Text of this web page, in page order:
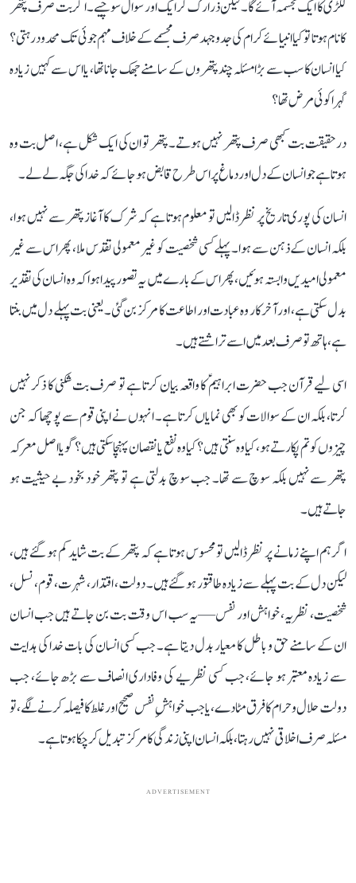
لکڑی کا ایک مجسمہ آئے گا۔ لیکن ذرا رک کر ایک اور سوال سوچیے۔ اگر بت صرف پتھر
کا نام ہوتا تو کیا انبیائے کرام کی جدوجہد صرف مجسمے کے خلاف مہم جوئی تک محدود رہتی؟
کیا انسان کا سب سے بڑا مسئلہ چند پتھروں کے سامنے جھک جانا تھا، یا اس سے کہیں زیادہ
گہرا کوئی مرض تھا؟
درحقیقت بت کبھی صرف پتھر نہیں ہوتے۔ پتھر تو ان کی ایک شکل ہے، اصل بت وہ
ہوتا ہے جو انسان کے دل اور دماغ پر اس طرح قابض ہو جائے کہ خدا کی جگہ لے لے۔
انسان کی پوری تاریخ پر نظر ڈالیں تو معلوم ہوتا ہے کہ شرک کا آغاز پتھر سے نہیں ہوا،
بلکہ انسان کے ذہن سے ہوا۔ پہلے کسی شخصیت کو غیر معمولی تقدس ملا، پھر اس سے غیر
معمولی امیدیں وابستہ ہوئیں، پھر اس کے بارے میں یہ تصور پیدا ہوا کہ وہ انسان کی تقدیر
بدل سکتی ہے، اور آخرکار وہ عبادت اور اطاعت کا مرکز بن گئی۔ یعنی بت پہلے دل میں بنتا
ہے، ہاتھ تو صرف بعد میں اسے تراشتے ہیں۔
اسی لیے قرآن جب حضرت ابراہیمؑ کا واقعہ بیان کرتا ہے تو صرف بت شکنی کا ذکر نہیں
کرتا، بلکہ ان کے سوالات کو بھی نمایاں کرتا ہے۔ انہوں نے اپنی قوم سے پوچھا کہ جن
چیزوں کو تم پکارتے ہو، کیا وہ سنتی ہیں؟ کیا وہ نفع یا نقصان پہنچا سکتی ہیں؟ گویا اصل معرکہ
پتھر سے نہیں بلکہ سوچ سے تھا۔ جب سوچ بدلتی ہے تو پتھر خود بخود بے حیثیت ہو
جاتے ہیں۔
اگر ہم اپنے زمانے پر نظر ڈالیں تو محسوس ہوتا ہے کہ پتھر کے بت شاید کم ہو گئے ہیں،
لیکن دل کے بت پہلے سے زیادہ طاقتور ہو گئے ہیں۔ دولت، اقتدار، شہرت، قوم، نسل،
شخصیت، نظریہ، خواہش اور نفس—یہ سب اس وقت بت بن جاتے ہیں جب انسان
ان کے سامنے حق و باطل کا معیار بدل دیتا ہے۔ جب کسی انسان کی بات خدا کی ہدایت
سے زیادہ معتبر ہو جائے، جب کسی نظریے کی وفاداری انصاف سے بڑھ جائے، جب
دولت حلال و حرام کا فرق مٹا دے، یا جب خواہشِ نفس صحیح اور غلط کا فیصلہ کرنے لگے، تو
مسئلہ صرف اخلاقی نہیں رہتا، بلکہ انسان اپنی زندگی کا مرکز تبدیل کر چکا ہوتا ہے۔
ADVERTISEMENT